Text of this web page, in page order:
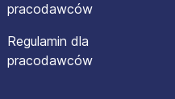
pracodawców
Regulamin dla
pracodawców